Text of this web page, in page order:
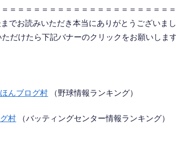
＝＝＝＝＝＝＝＝＝＝＝＝＝＝＝＝＝＝＝＝
でお読みいただき本当にありがとうございまし
だけたら下記バナーのクリックをお願いしま
んブログ村 （野球情報ランキング）
村 （バッティングセンター情報ランキング）